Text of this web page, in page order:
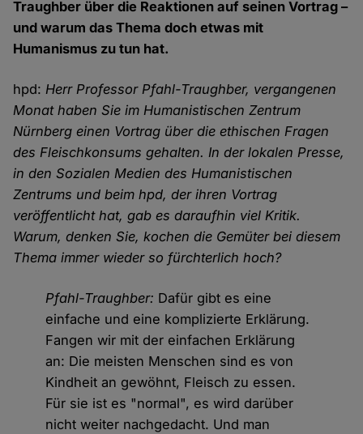
Traughber über die Reaktionen auf seinen Vortrag –
und warum das Thema doch etwas mit
Humanismus zu tun hat.
hpd:Herr Professor Pfahl-Traughber, vergangenen
Monat haben Sie im Humanistischen Zentrum
Nürnberg einen Vortrag über die ethischen Fragen
des Fleischkonsums gehalten. In der lokalen Presse,
in den Sozialen Medien des Humanistischen
Zentrums und beim hpd, der ihren Vortrag
veröffentlicht hat, gab es daraufhin viel Kritik.
Warum, denken Sie, kochen die Gemüter bei diesem
Thema immer wieder so fürchterlich hoch?
Pfahl-Traughber: Dafür gibt es eine
einfache und eine komplizierte Erklärung.
Fangen wir mit der einfachen Erklärung
an: Die meisten Menschen sind es von
Kindheit an gewöhnt, Fleisch zu essen.
Für sie ist es "normal", es wird darüber
nicht weiter nachgedacht. Und man